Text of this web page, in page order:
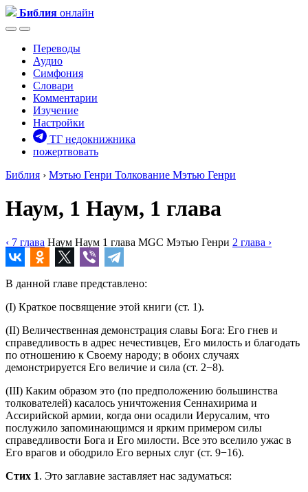
Библия онлайн
Переводы
Аудио
Симфония
Словари
Комментарии
Изучение
Настройки
ТГ недокнижника
пожертвовать
Библия › Мэтью Генри Толкование Мэтью Генри
Наум, 1 Наум, 1 глава
‹ 7 глава Наум Наум 1 глава MGC Мэтью Генри 2 глава ›
В данной главе представлено:
(I) Краткое посвящение этой книги (ст. 1).
(II) Величественная демонстрация славы Бога: Его гнев и
справедливость в адрес нечестивцев, Его милость и благодать
по отношению к Своему народу; в обоих случаях
демонстрируется Его величие и сила (ст. 2−8).
(III) Каким образом это (по предположению большинства
толкователей) касалось уничтожения Сеннахирима и
Ассирийской армии, когда они осадили Иерусалим, что
послужило запоминающимся и ярким примером силы
справедливости Бога и Его милости. Все это вселило ужас в
Его врагов и ободрило Его верных слуг (ст. 9−16).
Стих 1. Это заглавие заставляет нас задуматься: